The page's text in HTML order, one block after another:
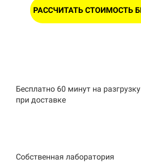
РАССЧИТАТЬ СТОИМОСТЬ
Бесплатно 60 минут на разгрузку
при доставке
Собственная лаборатория